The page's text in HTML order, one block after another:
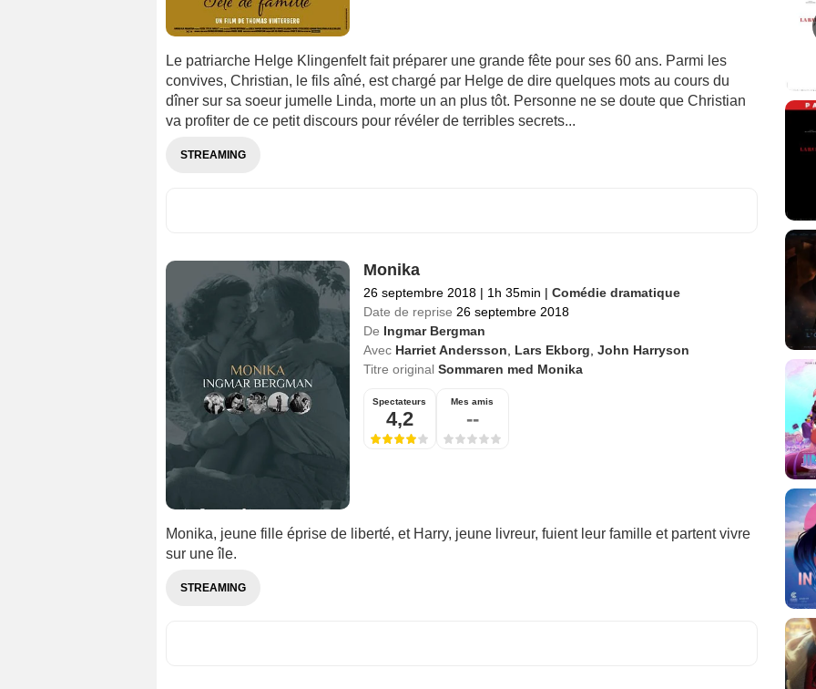
Le patriarche Helge Klingenfelt fait préparer une grande fête pour ses 60 ans. Parmi les
convives, Christian, le fils aîné, est chargé par Helge de dire quelques mots au cours du
dîner sur sa soeur jumelle Linda, morte un an plus tôt. Personne ne se doute que Christian
va profiter de ce petit discours pour révéler de terribles secrets...
STREAMING
Monika
26 septembre 2018 | 1h 35min | Comédie dramatique
Date de reprise 26 septembre 2018
De Ingmar Bergman
Avec Harriet Andersson Lars Ekborg John Harryson
Titre original Sommaren med Monika
Spectateurs
4,2
Mes amis
--
Monika, jeune fille éprise de liberté, et Harry, jeune livreur, fuient leur famille et partent vivre
sur une île.
STREAMING